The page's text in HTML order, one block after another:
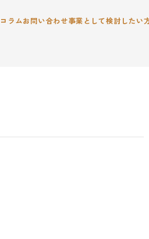
コラムお問い合わせ事業として検討したい